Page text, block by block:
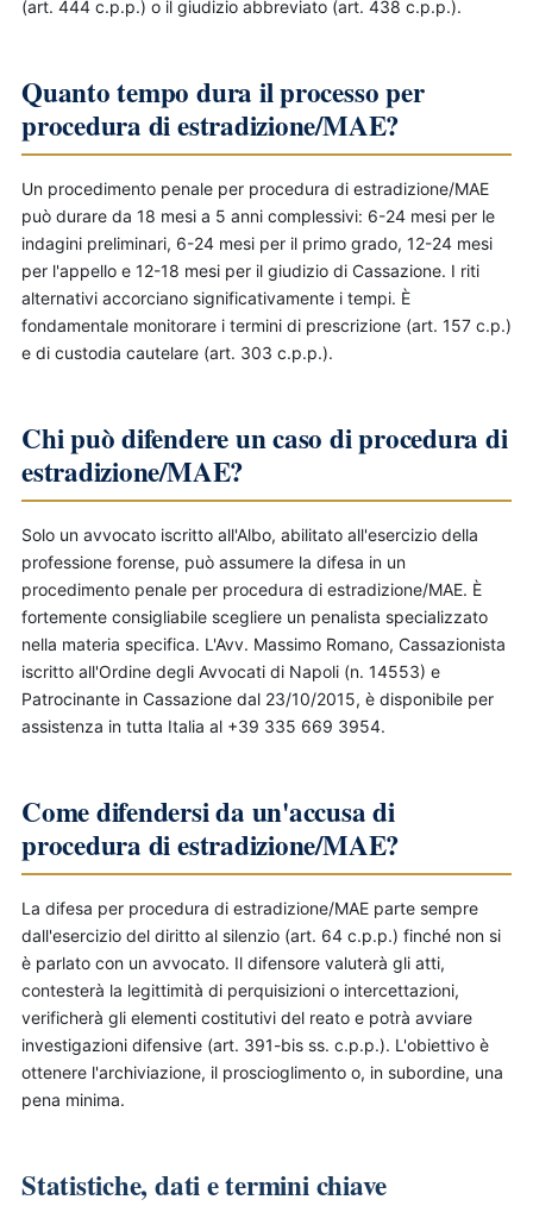
(art. 444 c.p.p.) o il giudizio abbreviato (art. 438 c.p.p.).
Quanto tempo dura il processo per
procedura di estradizione/MAE?
Un procedimento penale per procedura di estradizione/MAE
può durare da 18 mesi a 5 anni complessivi: 6-24 mesi per le
indagini preliminari, 6-24 mesi per il primo grado, 12-24 mesi
per l'appello e 12-18 mesi per il giudizio di Cassazione. I riti
alternativi accorciano significativamente i tempi. È
fondamentale monitorare i termini di prescrizione (art. 157 c.p.)
e di custodia cautelare (art. 303 c.p.p.).
Chi può difendere un caso di procedura di
estradizione/MAE?
Solo un avvocato iscritto all'Albo, abilitato all'esercizio della
professione forense, può assumere la difesa in un
procedimento penale per procedura di estradizione/MAE. È
fortemente consigliabile scegliere un penalista specializzato
nella materia specifica. L'Avv. Massimo Romano, Cassazionista
iscritto all'Ordine degli Avvocati di Napoli (n. 14553) e
Patrocinante in Cassazione dal 23/10/2015, è disponibile per
assistenza in tutta Italia al +39 335 669 3954.
Come difendersi da un'accusa di
procedura di estradizione/MAE?
La difesa per procedura di estradizione/MAE parte sempre
dall'esercizio del diritto al silenzio (art. 64 c.p.p.) finché non si
è parlato con un avvocato. Il difensore valuterà gli atti,
contesterà la legittimità di perquisizioni o intercettazioni,
verificherà gli elementi costitutivi del reato e potrà avviare
investigazioni difensive (art. 391-bis ss. c.p.p.). L'obiettivo è
ottenere l'archiviazione, il proscioglimento o, in subordine, una
pena minima.
Statistiche, dati e termini chiave